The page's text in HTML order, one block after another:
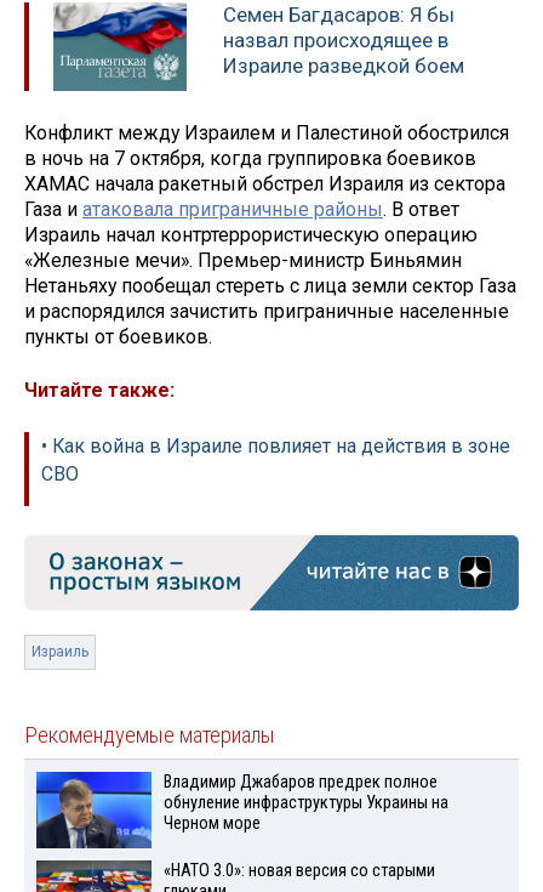
Семен Багдасаров: Я бы
назвал происходящее в
Израиле разведкой боем
Конфликт между Израилем и Палестиной обострился
в ночь на 7 октября, когда группировка боевиков
ХАМАС начала ракетный обстрел Израиля из сектора
Газа и атаковала приграничные районы. В ответ
Израиль начал контртеррористическую операцию
«Железные мечи». Премьер-министр Биньямин
Нетаньяху пообещал стереть с лица земли сектор Газа
и распорядился зачистить приграничные населенные
пункты от боевиков.
Читайте также:
• Как война в Израиле повлияет на действия в зоне
СВО
Израиль
Рекомендуемые материалы
Владимир Джабаров предрек полное
обнуление инфраструктуры Украины на
Черном море
«НАТО 3.0»: новая версия со старыми